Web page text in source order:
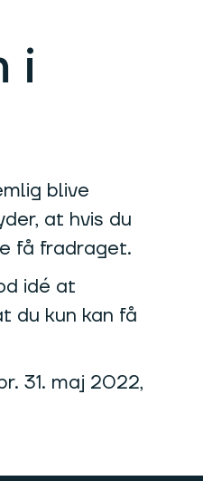
i
blive
at hvis du
få fradraget.‍
idé at
du kun kan få
31. maj 2022,